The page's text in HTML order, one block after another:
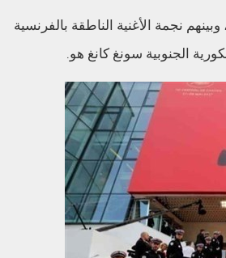
نجمة الأغنية الناطقة بالفرنسية
الجنوبية سونغ كانغ هو.